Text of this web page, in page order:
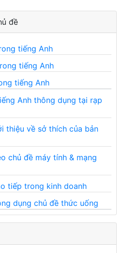
đề
tiếng Anh
tiếng Anh
tiếng Anh
Anh thông dụng tại rạp
thiệu về sở thích của bản
chủ đề máy tính & mạng
tiếp trong kinh doanh
dụng chủ đề thức uống